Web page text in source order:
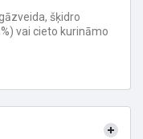
šķidro
vai cieto kurināmo